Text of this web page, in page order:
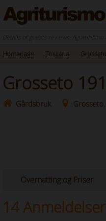
Details of guests reviews:
Homepage Toscana Grosseto
Grosseto
Gårdsbruk Grosseto
Overnatting og Priser
14 Anmeldelser